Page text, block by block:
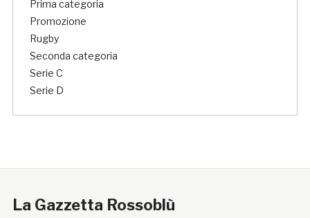
Prima categoria
Promozione
Rugby
Seconda categoria
Serie C
Serie D
La Gazzetta Rossoblù